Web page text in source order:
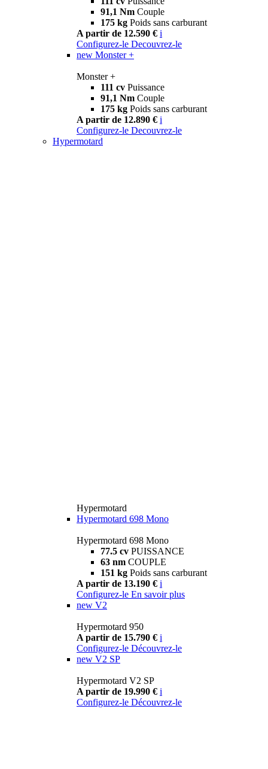
91,1 Nm Couple
175 kg Poids sans carburant
A partir de 12.590 € i
Configurez-le Decouvrez-le
new Monster +
Monster +
111 cv Puissance
91,1 Nm Couple
175 kg Poids sans carburant
A partir de 12.890 € i
Configurez-le Decouvrez-le
Hypermotard
Hypermotard
Hypermotard 698 Mono
Hypermotard 698 Mono
77.5 cv PUISSANCE
63 nm COUPLE
151 kg Poids sans carburant
A partir de 13.190 € i
Configurez-le En savoir plus
new V2
Hypermotard 950
A partir de 15.790 € i
Configurez-le Découvrez-le
new V2 SP
Hypermotard V2 SP
A partir de 19.990 € i
Configurez-le Découvrez-le